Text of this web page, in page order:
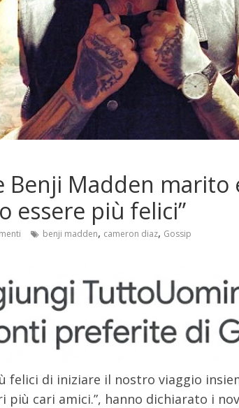
Benji Madden marito
essere più felici”
benji madden, cameron diaz, Gossip
felici di iniziare il nostro viaggio
più cari amici.”, hanno dichiarato i